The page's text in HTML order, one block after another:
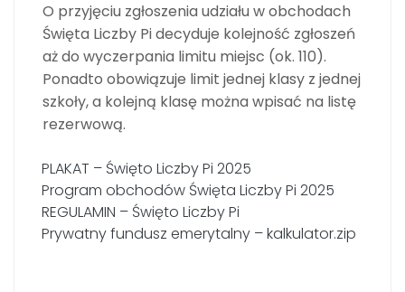
O przyjęciu zgłoszenia udziału w obchodach
Święta Liczby Pi decyduje kolejność zgłoszeń
aż do wyczerpania limitu miejsc (ok. 110).
Ponadto obowiązuje limit jednej klasy z jednej
szkoły, a kolejną klasę można wpisać na listę
rezerwową.
PLAKAT – Święto Liczby Pi 2025
Program obchodów Święta Liczby Pi 2025
REGULAMIN – Święto Liczby Pi
Prywatny fundusz emerytalny – kalkulator.zip